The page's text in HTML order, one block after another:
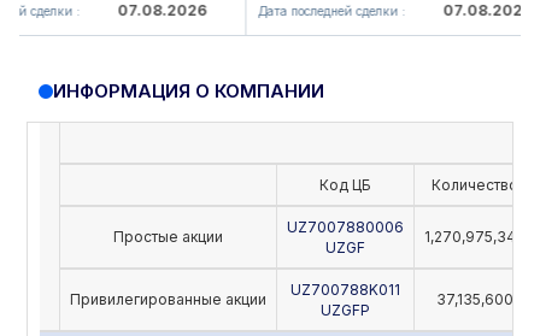
сделки : 07.08.2026 Дата последней сделки : 07.08.2026
ИНФОРМАЦИЯ О КОМПАНИИ
Код ЦБ Количество
Простые акции
UZ7007880006
UZGF
1,270,975,342
Привилегированные акции
UZ700788K011
UZGFP
37,135,600